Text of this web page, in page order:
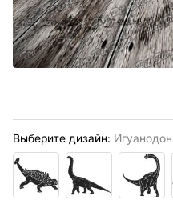
Выберите дизайн: Игуанодон